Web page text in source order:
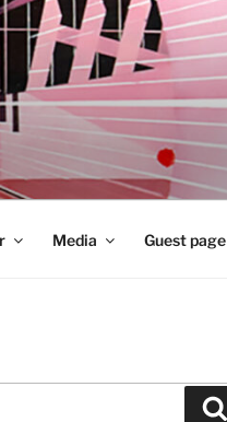
Media Guest page